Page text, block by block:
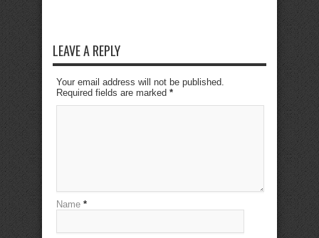
LEAVE A REPLY
Your email address will not be published.
Required fields are marked *
Name *